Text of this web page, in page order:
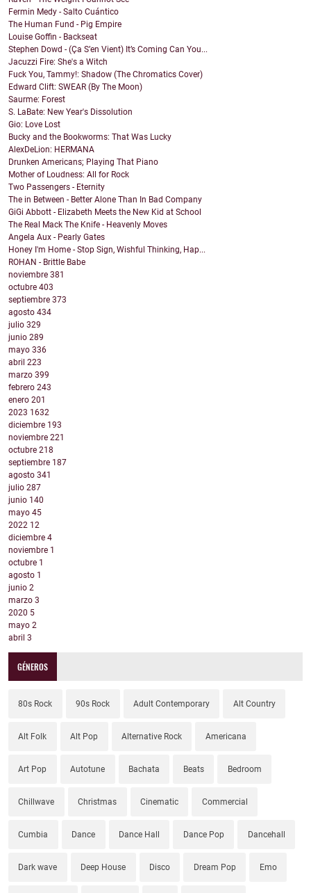
Fermin Medy - Salto Cuántico
The Human Fund - Pig Empire
Louise Goffin - Backseat
Stephen Dowd - (Ça S’en Vient) It’s Coming Can You...
Jacuzzi Fire: She's a Witch
Fuck You, Tammy!: Shadow (The Chromatics Cover)
Edward Clift: SWEAR (By The Moon)
Saurme: Forest
S. LaBate: New Year's Dissolution
Gio: Love Lost
Bucky and the Bookworms: That Was Lucky
AlexDeLion: HERMANA
Drunken Americans; Playing That Piano
Mother of Loudness: All for Rock
Two Passengers - Eternity
The in Between - Better Alone Than In Bad Company
GiGi Abbott - Elizabeth Meets the New Kid at School
The Real Mack The Knife - Heavenly Moves
Angela Aux - Pearly Gates
Honey I'm Home - Stop Sign, Wishful Thinking, Hap...
ROHAN - Brittle Babe
noviembre 381
octubre 403
septiembre 373
agosto 434
julio 329
junio 289
mayo 336
abril 223
marzo 399
febrero 243
enero 201
2023 1632
diciembre 193
noviembre 221
octubre 218
septiembre 187
agosto 341
julio 287
junio 140
mayo 45
2022 12
diciembre 4
noviembre 1
octubre 1
agosto 1
junio 2
marzo 3
2020 5
mayo 2
abril 3
GÉNEROS
80s Rock 90s Rock Adult Contemporary Alt Country
Alt Folk Alt Pop Alternative Rock Americana
Art Pop Autotune Bachata Beats Bedroom
Chillwave Christmas Cinematic Commercial
Cumbia Dance Dance Hall Dance Pop Dancehall
Dark wave Deep House Disco Dream Pop Emo